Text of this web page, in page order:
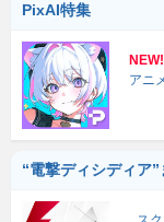
PixAI特集
NEW!
アニ
“電撃ディシディア